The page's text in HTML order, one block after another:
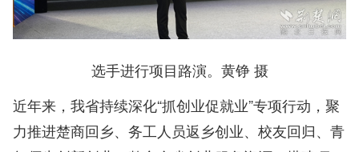
选手进行项目路演。黄铮 摄
近年来，我省持续深化“抓创业促就业”专项行动，聚
力推进楚商回乡、务工人员返乡创业、校友回归、青